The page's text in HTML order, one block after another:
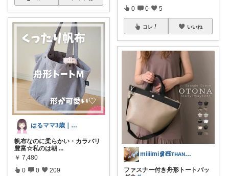
はるママ3歳｜手抜きを極めたい主婦
帆布なのに柔らかい・カラバリ
豊富☆私のは朝 ...
￥ 7,480
0 0 209
0 0 5
コレ いいね
miiiimi🩰🧸ᴛʜᴀɴᴋ ʏᴏᴜ
ファスナー付き舟形トートバッ